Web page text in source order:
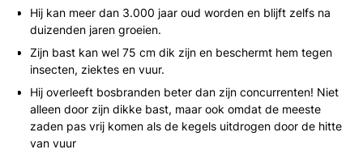
Hij kan meer dan 3.000 jaar oud worden en blijft zelfs na
duizenden jaren groeien.
Zijn bast kan wel 75 cm dik zijn en beschermt hem tegen
insecten, ziektes en vuur.
Hij overleeft bosbranden beter dan zijn concurrenten! Niet
alleen door zijn dikke bast, maar ook omdat de meeste
zaden pas vrij komen als de kegels uitdrogen door de hitte
van vuur